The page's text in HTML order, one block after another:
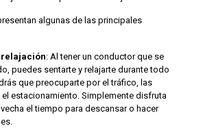
algunas de las principales
relajación: Al tener un conductor que se
puedes sentarte y relajarte durante todo
que preocuparte por el tráfico, las
estacionamiento. Simplemente disfruta
el tiempo para descansar o hacer